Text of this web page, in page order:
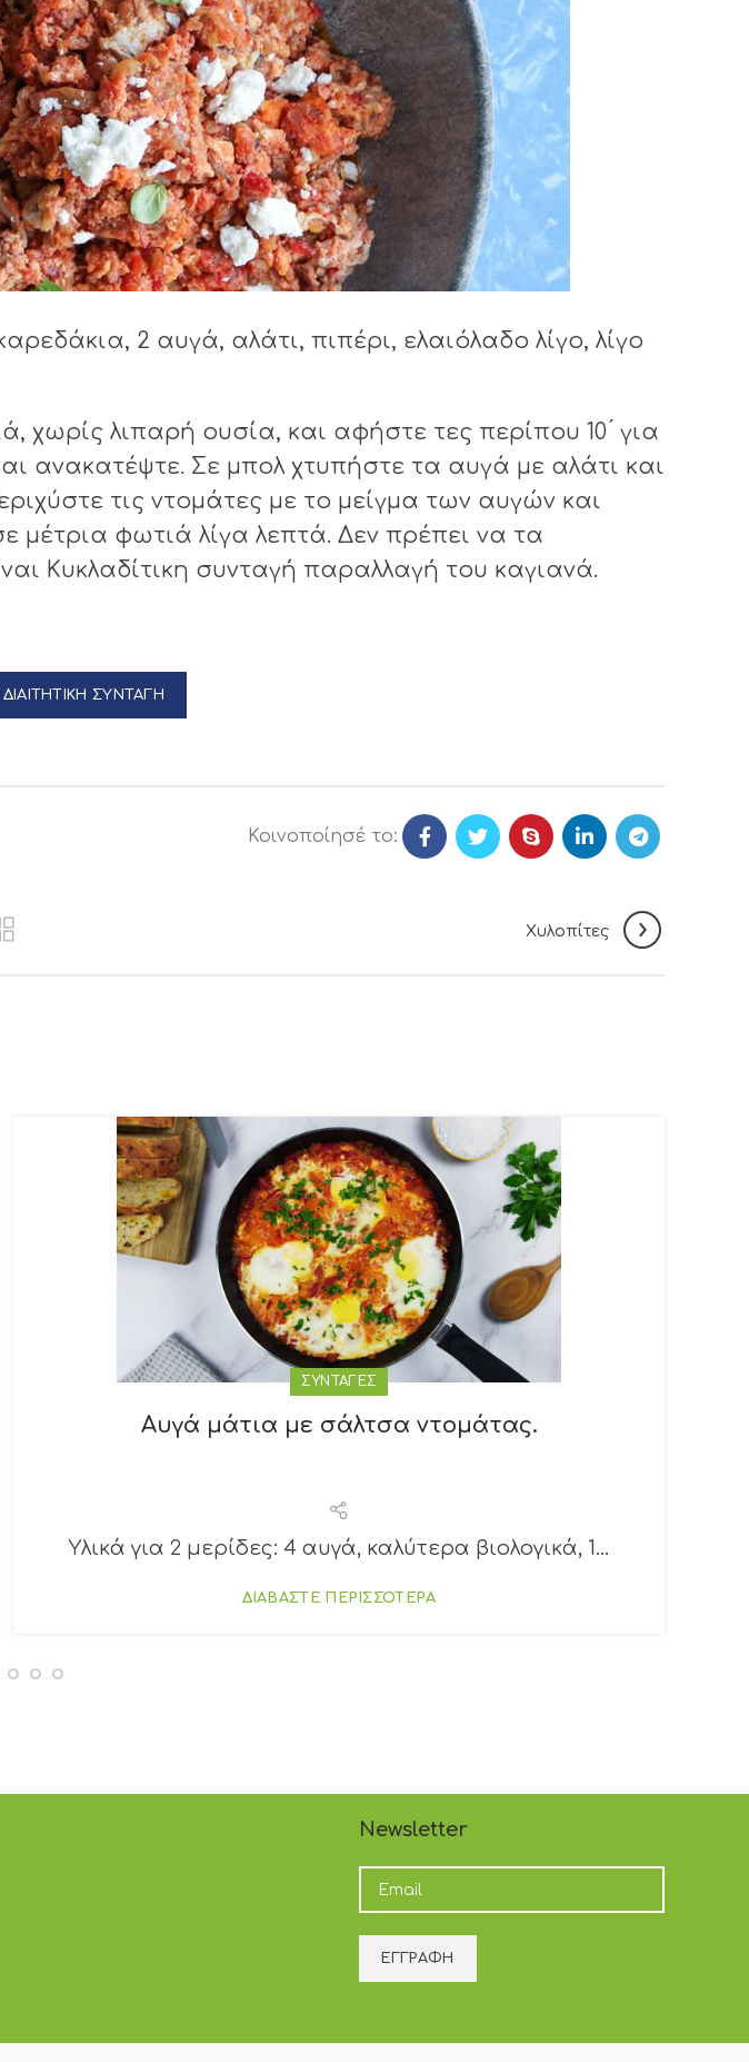
2 αυγά, αλάτι, πιπέρι, ελαιόλαδο λίγο, λίγο
χωρίς λιπαρή ουσία, και αφήστε τες περίπου 10 ́ για
ανακατέψτε. Σε μπολ χτυπήστε τα αυγά με αλάτι και
τις ντομάτες με το μείγμα των αυγών και
μέτρια φωτιά λίγα λεπτά. Δεν πρέπει να τα
Κυκλαδίτικη συνταγή παραλλαγή του καγιανά.
ΣΥΝΤΑΓΗ
Κοινοποίησέ το:
Χυλοπίτες
ΣΥΝΤΑΓΕΣ
Αυγά μάτια με σάλτσα ντομάτας.
Υλικά για 2 μερίδες: 4 αυγά, καλύτερα βιολογικά, 1...
ΔΙΑΒΑΣΤΕ ΠΕΡΙΣΣΟΤΕΡΑ
Newsletter